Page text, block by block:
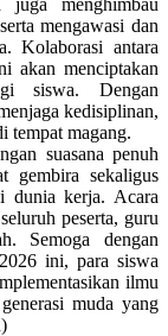
mengawasi dan
Kolaborasi antara
akan menciptakan
siswa. Dengan
kedisiplinan,
tempat magang.
suasana penuh
gembira sekaligus
dunia kerja. Acara
peserta, guru
Semoga dengan
ini, para siswa
ilmu
muda yang